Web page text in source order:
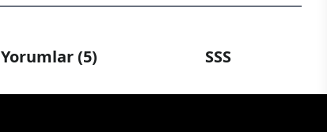
Yorumlar (5) SSS